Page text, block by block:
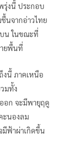
รุ่งนี้ ประกอบ
นจากอ่าวไทย
น ในขณะที่
ยพื้นที่
งนี้ ภาคเหนือ
มทั้ง
อก จะมีพายุฤดู
นองลม
มีฟ้าผ่าเกิดขึ้น